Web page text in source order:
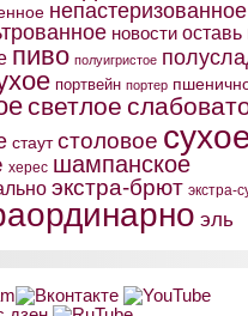
непастеризованное
новости оставь
пиво полуигристое
портвейн портер
светлое
стаут столовое
херес шампанское
экстра-брют экстра-
эль